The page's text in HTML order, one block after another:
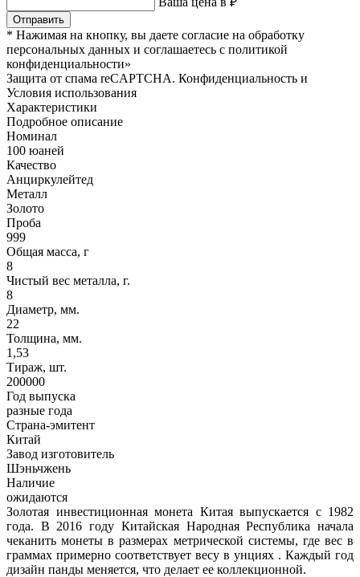
* Нажимая на кнопку, вы даете согласие на обработку
персональных данных и соглашаетесь c политикой
конфиденциальности»
Защита от спама reCAPTCHA. Конфиденциальность и
Условия использования
Характеристики
Подробное описание
Номинал
100 юаней
Качество
Анциркулейтед
Металл
Золото
Проба
999
Общая масса, г
8
Чистый вес металла, г.
8
Диаметр, мм.
22
Толщина, мм.
1,53
Тираж, шт.
200000
Год выпуска
разные года
Страна-эмитент
Китай
Завод изготовитель
Шэньчжень
Наличие
ожидаются
Золотая инвестиционная монета Китая выпускается с 1982
года. В 2016 году Китайская Народная Республика начала
чеканить монеты в размерах метрической системы, где вес в
граммах примерно соответствует весу в унциях . Каждый год
дизайн панды меняется, что делает ее коллекционной.